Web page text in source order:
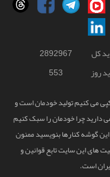
کل
2892967
روز 553
می کنیم تولید خودمان است و
دارید چرا خودمان را سبک کنیم
گوشه کنارها بنویسید ممنون
های این سایت تابع قوانین و
است.